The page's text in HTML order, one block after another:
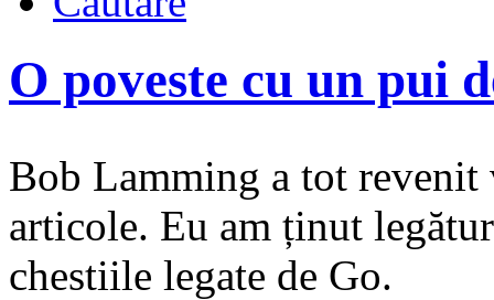
O poveste cu un pui
Bob Lamming a tot
articole. Eu am ținut
chestiile legate de Go.